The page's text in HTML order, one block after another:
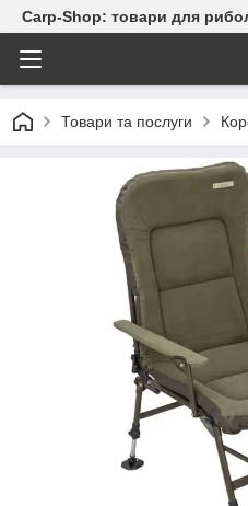
Carp-Shop: товари для
Товари та послуги